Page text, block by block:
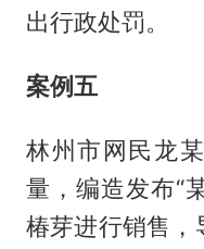
出行政处罚。
案例五
林州市网民龙
量，编造发布“
椿芽进行销售，